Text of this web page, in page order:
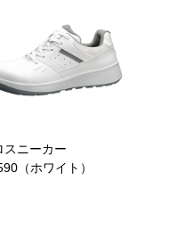
スニーカー
（ホワイト）